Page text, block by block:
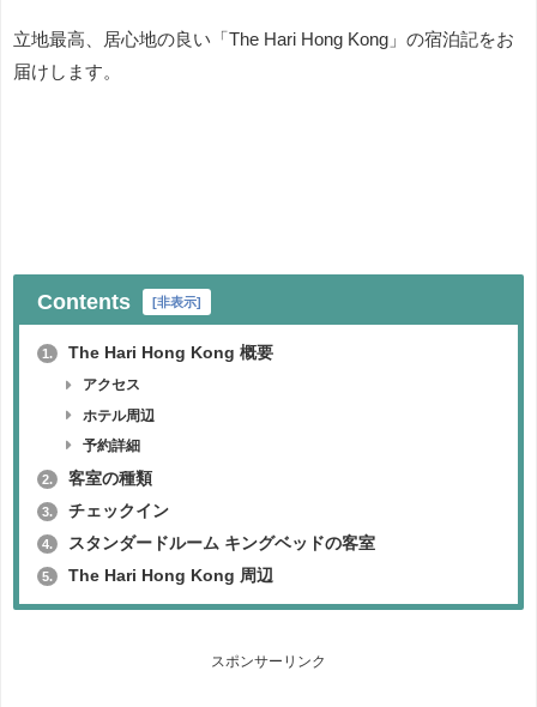
立地最高、居心地の良い「The Hari Hong Kong」の宿泊記をお
届けします。
Contents [非表示]
1. The Hari Hong Kong 概要
アクセス
ホテル周辺
予約詳細
2. 客室の種類
3. チェックイン
4. スタンダードルーム キングベッドの客室
5. The Hari Hong Kong 周辺
スポンサーリンク